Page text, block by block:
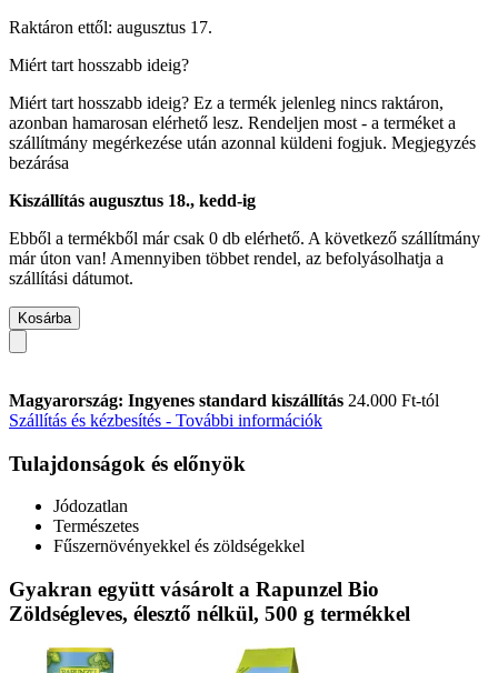
Raktáron ettől: augusztus 17.
Miért tart hosszabb ideig?
Miért tart hosszabb ideig? Ez a termék jelenleg nincs raktáron,
azonban hamarosan elérhető lesz. Rendeljen most - a terméket a
szállítmány megérkezése után azonnal küldeni fogjuk. Megjegyzés
bezárása
Kiszállítás augusztus 18., kedd-ig
Ebből a termékből már csak 0 db elérhető. A következő szállítmány
már úton van! Amennyiben többet rendel, az befolyásolhatja a
szállítási dátumot.
Kosárba
Magyarország: Ingyenes standard kiszállítás 24.000 Ft-tól
Szállítás és kézbesítés - További információk
Tulajdonságok és előnyök
Jódozatlan
Természetes
Fűszernövényekkel és zöldségekkel
Gyakran együtt vásárolt a Rapunzel Bio
Zöldségleves, élesztő nélkül, 500 g termékkel